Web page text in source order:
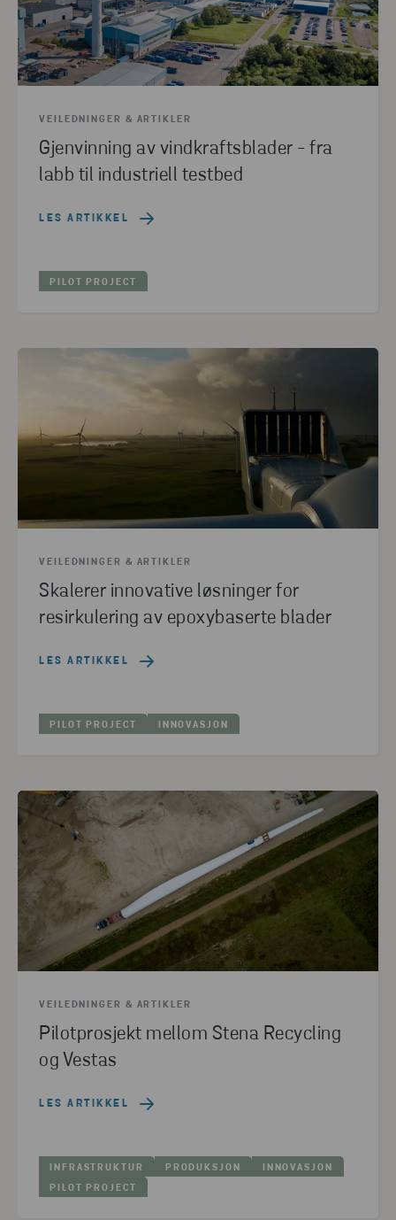
INNOVASJON(2) CIRCULAR VOICE 2024(2)
INDUSTRI MATERIALE
INFRASTRUKTUR(1) OPPLÆRING(1)
ALTERNATIVE RÅVARER(1) PAPIR(1)
VEILEDNINGER & ARTIKLER
Gjenvinning av vindkraftsblader - fra
labb til industriell testbed
LES ARTIKKEL
PILOT PROJECT
VEILEDNINGER & ARTIKLER
Skalerer innovative løsninger for
resirkulering av epoxybaserte blader
LES ARTIKKEL
PILOT PROJECT INNOVASJON
VEILEDNINGER & ARTIKLER
Pilotprosjekt mellom Stena Recycling
og Vestas
LES ARTIKKEL
INFRASTRUKTUR PRODUKSJON INNOVASJON
PILOT PROJECT